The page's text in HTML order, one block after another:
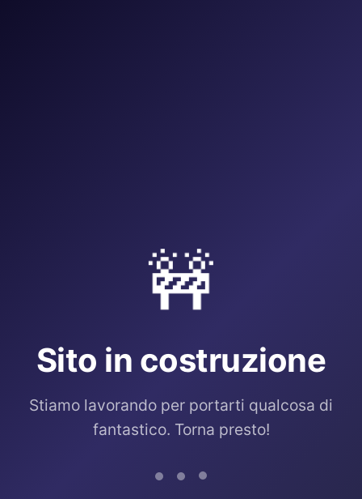
🚧
Sito in costruzione
Stiamo lavorando per portarti qualcosa di
fantastico. Torna presto!